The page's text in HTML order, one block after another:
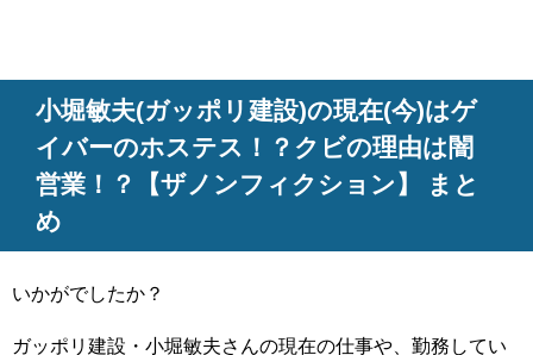
小堀敏夫(ガッポリ建設)の現在(今)はゲ
イバーのホステス！？クビの理由は闇
営業！？【ザノンフィクション】 まと
め
いかがでしたか？
ガッポリ建設・小堀敏夫さんの現在の仕事や、勤務してい